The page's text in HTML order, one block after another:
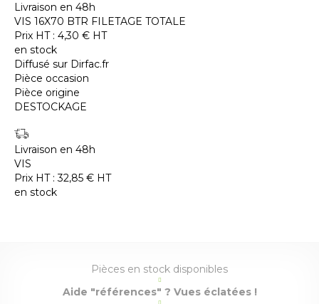
Livraison en 48h
VIS 16X70 BTR FILETAGE TOTALE
Prix HT : 4,30 € HT
en stock
Diffusé sur Dirfac.fr
Pièce occasion
Pièce origine
DESTOCKAGE
Livraison en 48h
VIS
Prix HT :32,85 € HT
en stock
Pièces en stock disponibles
Aide "références" ? Vues éclatées !